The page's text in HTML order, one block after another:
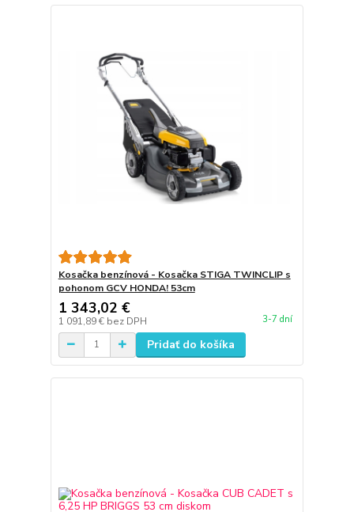
Kosačka benzínová - Kosačka STIGA TWINCLIP s
pohonom GCV HONDA! 53cm
1 343,02 €
1 091,89 € bez DPH 3-7 dní
Pridať do košíka